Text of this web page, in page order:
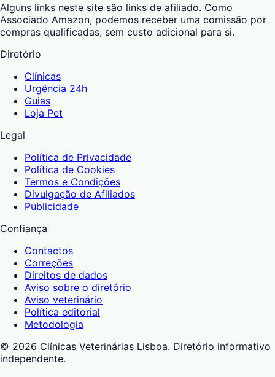
Alguns links neste site são links de afiliado. Como
Associado Amazon, podemos receber uma comissão por
compras qualificadas, sem custo adicional para si.
Diretório
Clínicas
Urgência 24h
Guias
Loja Pet
Legal
Política de Privacidade
Política de Cookies
Termos e Condições
Divulgação de Afiliados
Publicidade
Confiança
Contactos
Correções
Direitos de dados
Aviso sobre o diretório
Aviso veterinário
Política editorial
Metodologia
© 2026 Clínicas Veterinárias Lisboa. Diretório informativo
independente.